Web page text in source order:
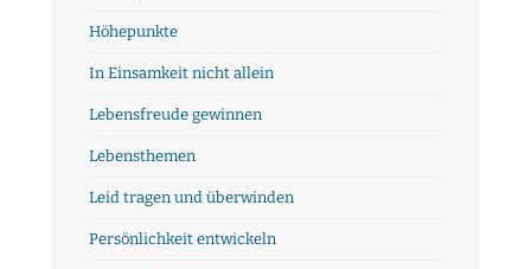
Höhepunkte
In Einsamkeit nicht allein
Lebensfreude gewinnen
Lebensthemen
Leid tragen und überwinden
Persönlichkeit entwickeln